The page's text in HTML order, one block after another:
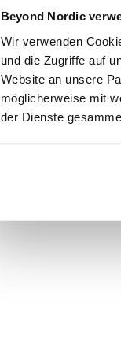
Beyond Nordic
Wir verwenden
und die Zugriffe auf
Website an unsere
möglicherweise mit
der Dienste